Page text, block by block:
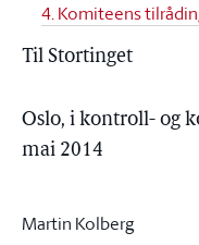
4. Komiteens
Til Stortinget
Oslo, i kontroll- og
mai 2014
Martin Kolberg